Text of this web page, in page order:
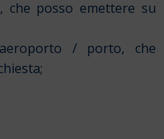
che posso emettere su
/ porto, che